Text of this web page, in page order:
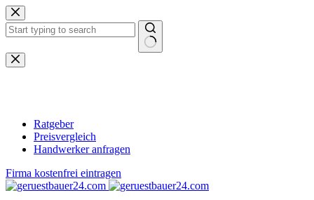
Zum
Inhalt
springen
Keine
Ergebnisse
Ratgeber
Preisvergleich
Handwerker anfragen
Firma kostenfrei eintragen